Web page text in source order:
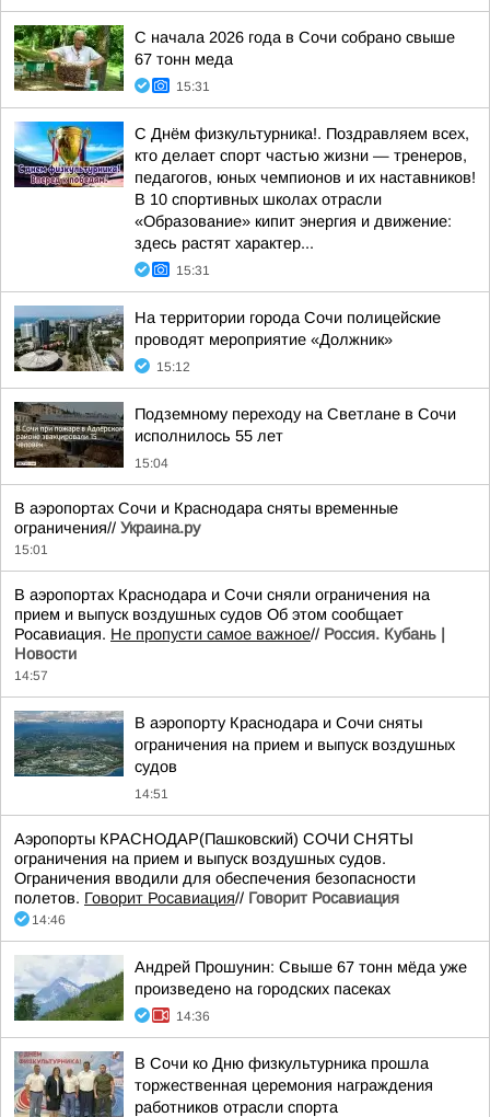
С начала 2026 года в Сочи собрано свыше
67 тонн меда
15:31
С Днём физкультурника!. Поздравляем всех,
кто делает спорт частью жизни — тренеров,
педагогов, юных чемпионов и их наставников!
В 10 спортивных школах отрасли
«Образование» кипит энергия и движение:
здесь растят характер...
15:31
На территории города Сочи полицейские
проводят мероприятие «Должник»
15:12
Подземному переходу на Светлане в Сочи
исполнилось 55 лет
15:04
В аэропортах Сочи и Краснодара сняты временные
ограничения// Украина.ру
15:01
В аэропортах Краснодара и Сочи сняли ограничения на
прием и выпуск воздушных судов Об этом сообщает
Росавиация. Не пропусти самое важное// Россия. Кубань |
Новости
14:57
В аэропорту Краснодара и Сочи сняты
ограничения на прием и выпуск воздушных
судов
14:51
Аэропорты КРАСНОДАР(Пашковский) СОЧИ СНЯТЫ
ограничения на прием и выпуск воздушных судов.
Ограничения вводили для обеспечения безопасности
полетов. Говорит Росавиация// Говорит Росавиация
14:46
Андрей Прошунин: Свыше 67 тонн мёда уже
произведено на городских пасеках
14:36
В Сочи ко Дню физкультурника прошла
торжественная церемония награждения
работников отрасли спорта